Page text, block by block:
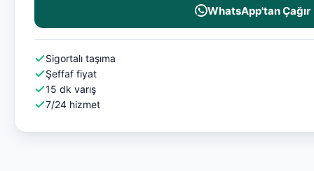
WhatsApp'tan Çağır
Sigortalı taşıma
Şeffaf fiyat
15 dk varış
7/24 hizmet